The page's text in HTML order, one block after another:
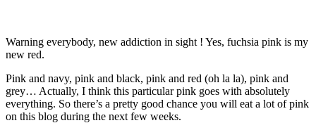
Warning everybody, new addiction in sight ! Yes, fuchsia pink is my
new red.
Pink and navy, pink and black, pink and red (oh la la), pink and
grey… Actually, I think this particular pink goes with absolutely
everything. So there’s a pretty good chance you will eat a lot of pink
on this blog during the next few weeks.